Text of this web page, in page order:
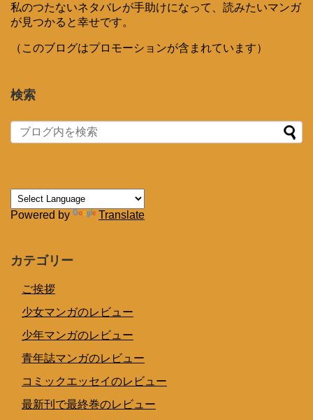
私のつたないネタバレが手助けになって、読みたいマンガ
が見つかると幸せです。
（このブログはプロモーションが含まれています）
検索
Powered by Translate
カテゴリー
ご挨拶
少女マンガのレビュー
少年マンガのレビュー
青年誌マンガのレビュー
コミックエッセイのレビュー
最新刊で最終巻のレビュー